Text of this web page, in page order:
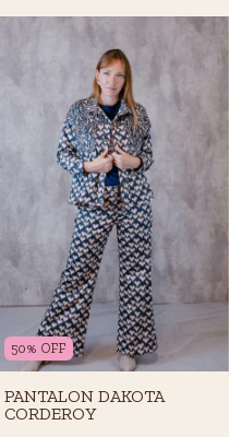
50% OFF
PANTALON DAKOTA
CORDEROY